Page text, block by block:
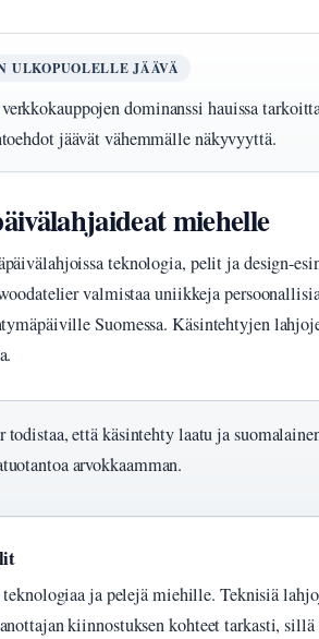
ULKOPUOLELLE JÄÄVÄ
dominanssi hauissa
jäävät vähemmälle näkyvyyttä.
miehelle
teknologia, pelit ja design-
valmistaa uniikkeja
Suomessa. Käsintehtyjen
todistaa, että käsintehty laatu ja
arvokkaamman.
ja pelejä miehille. Teknisiä
kiinnostuksen kohteet tarkasti,